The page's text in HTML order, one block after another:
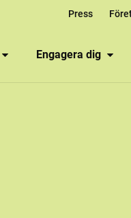
Press
Engagera dig